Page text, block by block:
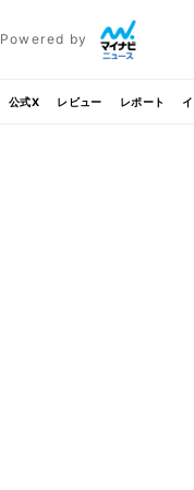
Powered by
公式X レビュー レポート